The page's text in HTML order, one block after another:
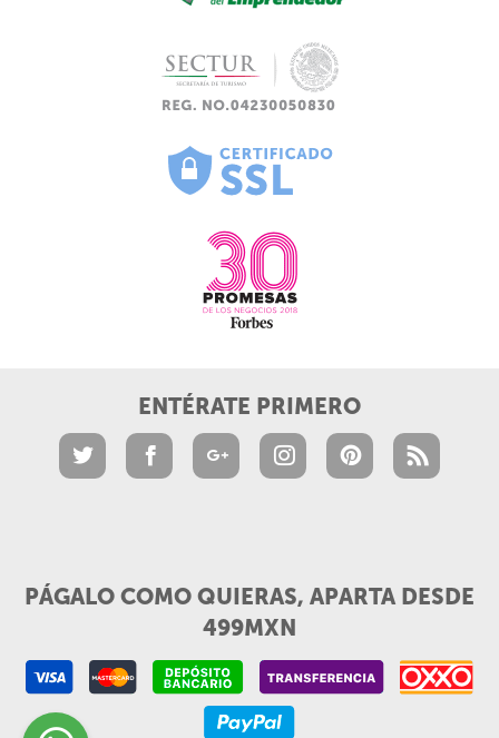
ENTÉRATE PRIMERO
PÁGALO COMO QUIERAS, APARTA DESDE
499MXN